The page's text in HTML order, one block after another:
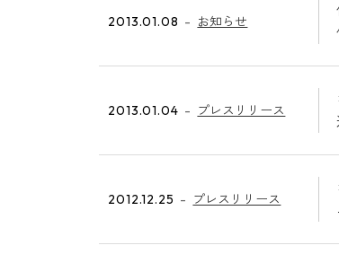
2013.01.08 お知らせ
2013.01.04 プレスリリース
2012.12.25 プレスリリース